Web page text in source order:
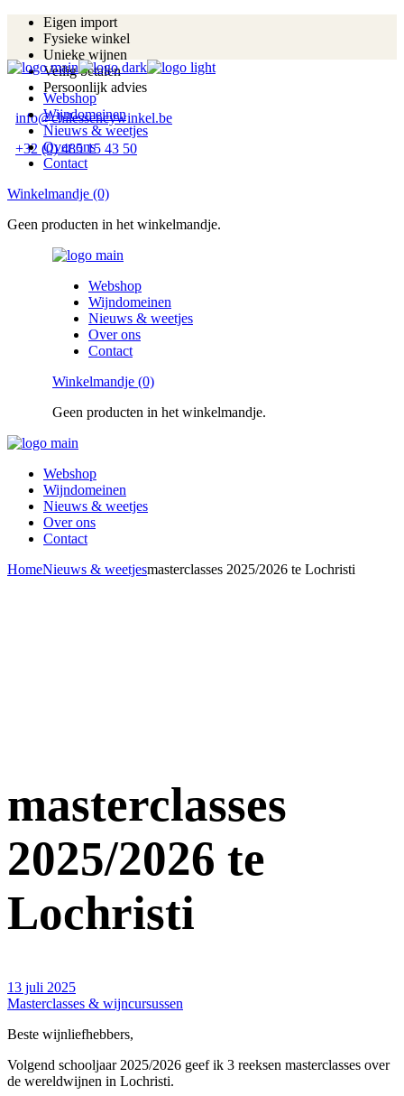
Skip
content
Eigen import
Fysieke winkel
Unieke wijnen
Veilig betalen
Persoonlijk advies
info@chilessencywinkel.be
+32 (0) 485 15 43 50
Webshop
Wijndomeinen
Nieuws & weetjes
Over ons
Contact
Winkelmandje (0)
Geen producten in het winkelmandje.
Webshop
Wijndomeinen
Nieuws & weetjes
Over ons
Contact
Winkelmandje (0)
Geen producten in het winkelmandje.
Webshop
Wijndomeinen
Nieuws & weetjes
Over ons
Contact
HomeNieuws & weetjesmasterclasses 2025/2026 te Lochristi
masterclasses
2025/2026 te
Lochristi
13 juli 2025
Masterclasses & wijncursussen
Beste wijnliefhebbers,
Volgend schooljaar 2025/2026 geef ik 3 reeksen masterclasses over
de wereldwijnen in Lochristi.